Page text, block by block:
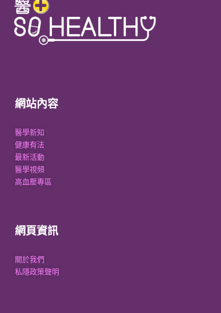
網站內容
醫學新知
健康有法
最新活動
醫學視頻
高血壓專區
網頁資訊
關於我們
私隱政策聲明